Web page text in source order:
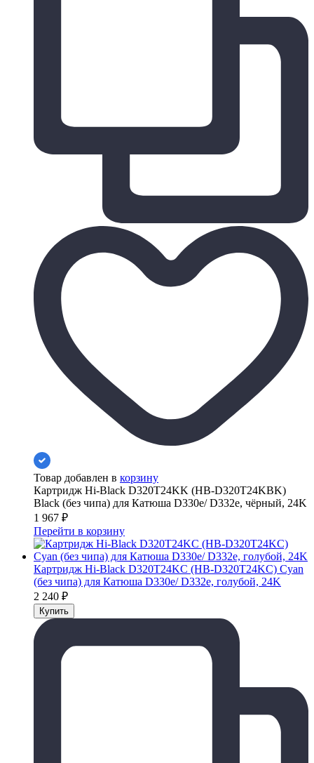
Товар добавлен в корзину
Картридж Hi-Black D320T24KK (HB-D320T24KBK)
Black (без чипа) для Катюша D330e/ D332e, чёрный, 24K
1 967 ₽
Перейти в корзину
Картридж Hi-Black D320T24KC (HB-D320T24KC) Cyan
(без чипа) для Катюша D330e/ D332e, голубой, 24K
2 240 ₽